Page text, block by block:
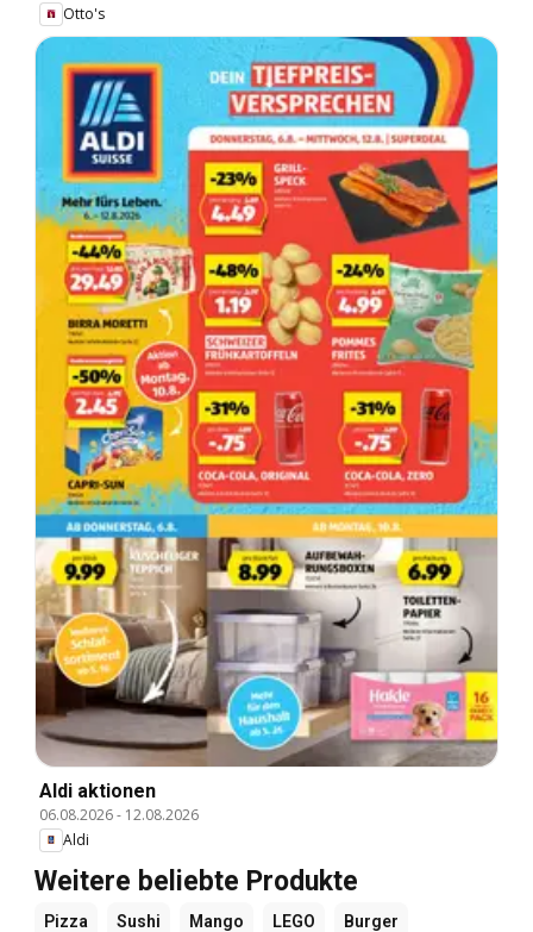
Otto's
Aldi aktionen
06.08.2026- 12.08.2026
Aldi
Weitere beliebte Produkte
Pizza Sushi Mango LEGO Burger